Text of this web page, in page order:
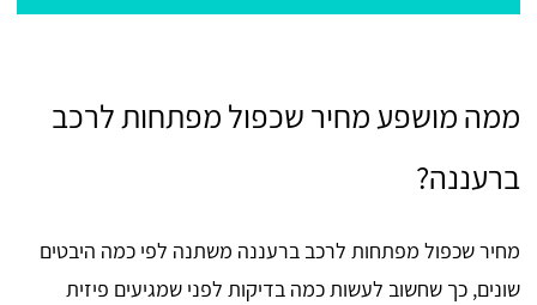
ממה מושפע מחיר שכפול מפתחות לרכב
ברעננה?
מחיר שכפול מפתחות לרכב ברעננה משתנה לפי כמה היבטים
שונים, כך שחשוב לעשות כמה בדיקות לפני שמגיעים פיזית